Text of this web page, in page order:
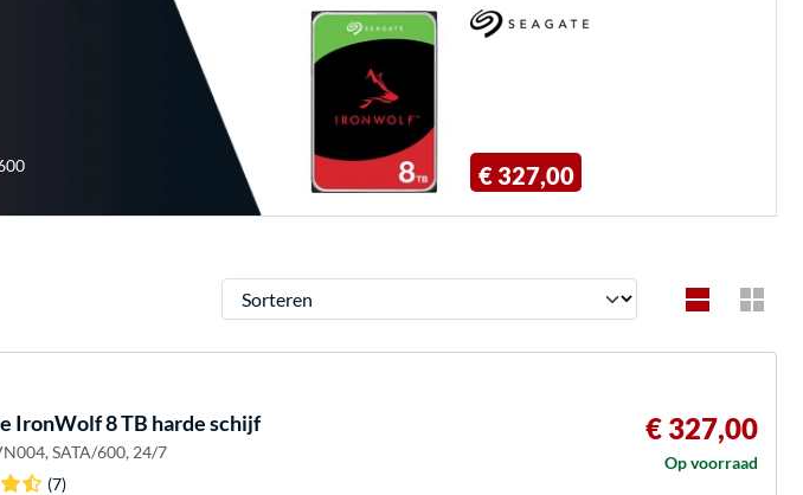
€ 327,00
Sorteren
IronWolf 8 TB harde schijf
SATA/600, 24/7
(7)
€ 327,00
Op voorraad